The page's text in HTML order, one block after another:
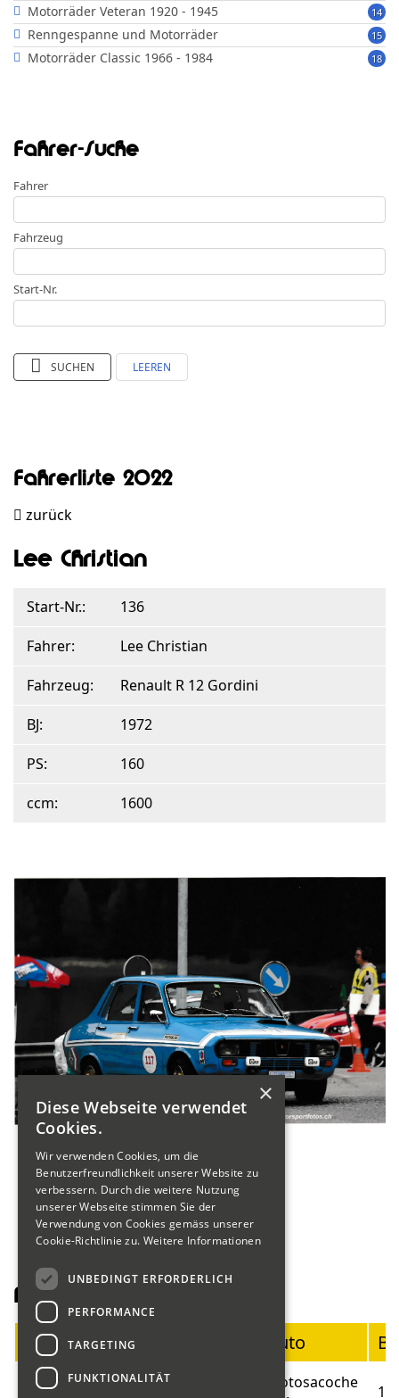
14
Motorräder Veteran 1920 - 1945
15
Renngespanne und Motorräder
18
Motorräder Classic 1966 - 1984
Fahrer-Suche
Fahrer
Fahrzeug
Start-Nr.
SUCHEN LEEREN
Fahrerliste 2022
zurück
Lee Christian
Start-Nr.:
136
Fahrer:
Lee Christian
Fahrzeug:
Renault R 12 Gordini
BJ:
1972
PS:
160
ccm:
1600
Fahrerliste Motorräder
Startnummer
Auto
01
Blumer
Motosacoche
×
Diese Webseite verwendet
Cookies.
Wir verwenden Cookies, um die
Benutzerfreundlichkeit unserer Website zu
verbessern. Durch die weitere Nutzung
unserer Webseite stimmen Sie der
Verwendung von Cookies gemäss unserer
Cookie-Richtlinie zu. Weitere Informationen
UNBEDINGT ERFORDERLICH
PERFORMANCE
TARGETING
FUNKTIONALITÄT